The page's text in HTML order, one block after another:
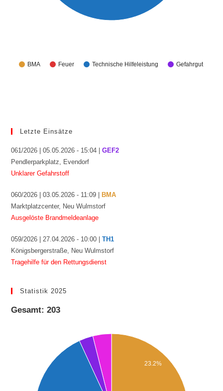
BMA Feuer Technische Hilfeleistung Gefahrgut
Letzte Einsätze
061/2026 | 05.05.2026 - 15:04 |GEF2
Pendlerparkplatz, Evendorf
Unklarer Gefahrstoff
060/2026 | 03.05.2026 - 11:09 |
BMA
Marktplatzcenter, Neu Wulmstorf
Ausgelöste Brandmeldeanlage
059/2026 | 27.04.2026 - 10:00 |TH1
Königsbergerstraße, Neu Wulmstorf
Tragehilfe für den Rettungsdienst
Statistik 2025
Gesamt: 203
23.2%